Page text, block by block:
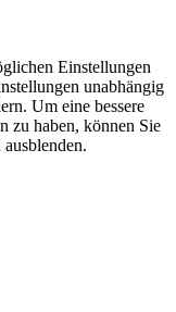
Einstellungen
unabhängig
Um eine bessere
zu haben, können Sie